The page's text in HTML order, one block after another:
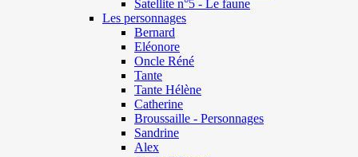
Satellite n°5 - Le faune
Les personnages
Bernard
Eléonore
Oncle Réné
Tante
Tante Hélène
Catherine
Broussaille - Personnages
Sandrine
Alex